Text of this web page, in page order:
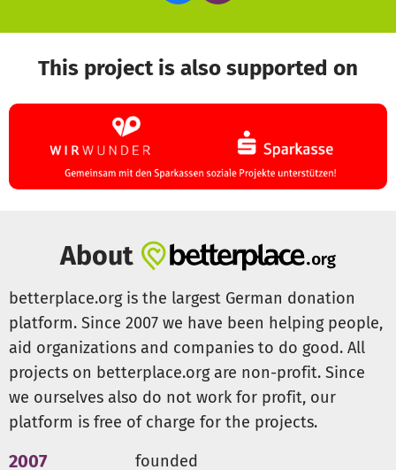
This project is also supported on
About
betterplace.org is the largest German donation
platform. Since 2007 we have been helping people,
aid organizations and companies to do good. All
projects on betterplace.org are non-profit. Since
we ourselves also do not work for profit, our
platform is free of charge for the projects.
2007 founded